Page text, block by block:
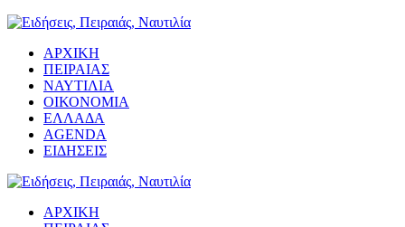
ΑΡΧΙΚΗ
ΠΕΙΡΑΙΑΣ
ΝΑΥΤΙΛΙΑ
ΟΙΚΟΝΟΜΙΑ
ΕΛΛΑΔΑ
AGENDA
ΕΙΔΗΣΕΙΣ
ΑΡΧΙΚΗ